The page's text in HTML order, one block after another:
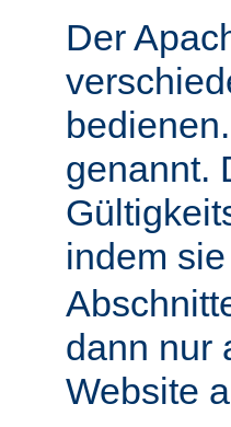
Der
genannt.
indem
dann nur
Website